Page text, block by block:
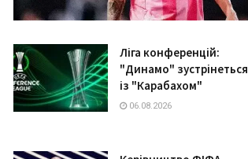
Ліга конференцій:
"Динамо" зустрінеться
із "Карабахом"
06.08.2026